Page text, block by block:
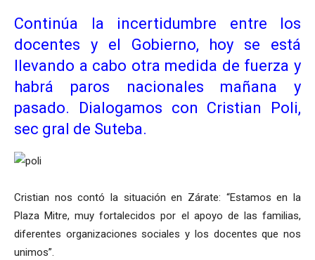
Continúa la incertidumbre entre los
docentes y el Gobierno, hoy se está
llevando a cabo otra medida de fuerza y
habrá paros nacionales mañana y
pasado. Dialogamos con Cristian Poli,
sec gral de Suteba.
Cristian nos contó la situación en Zárate: “Estamos en la
Plaza Mitre, muy fortalecidos por el apoyo de las familias,
diferentes organizaciones sociales y los docentes que nos
unimos”.